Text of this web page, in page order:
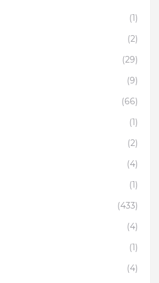
(1)
(2)
(29)
(9)
(66)
(1)
(2)
(4)
(1)
(433)
(4)
(1)
(4)